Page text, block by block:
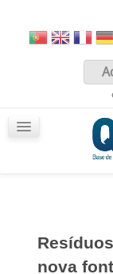
nova